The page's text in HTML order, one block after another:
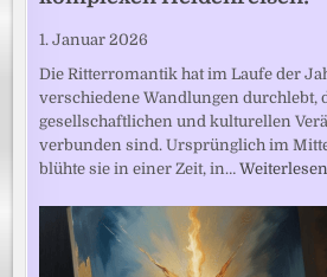
1. Januar 2026
Die Ritterromantik hat im Laufe der
verschiedene Wandlungen durchlebt,
gesellschaftlichen und kulturellen
verbunden sind. Ursprünglich im
blühte sie in einer Zeit, in…